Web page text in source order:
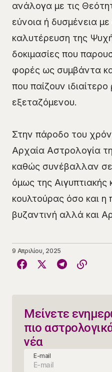
ανάλογα με τις
εύνοια ή δυσμένεια
καλυτέρευση της
δοκιμασίες που
φορές ως συμβάντα
που παίζουν
εξεταζόμενου.
Στην πάροδο του
Αρχαία Αστρολογία
καθώς συνέβαλλαν
όμως της Αιγυπτιακής
κουλτούρας όσο και η
βυζαντινή αλλά και
9 Απριλίου, 2025
Μείνετε
πιο
νέα
E-mail